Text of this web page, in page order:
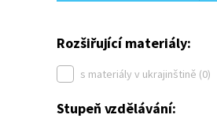
Rozšiřující materiály:
s materiály v ukrajinštině (0)
Stupeň vzdělávání: